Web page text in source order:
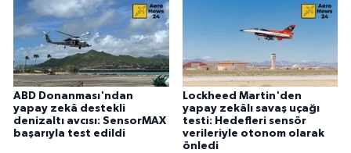
ABD Donanması'ndan
yapay zekâ destekli
denizaltı avcısı: SensorMAX
başarıyla test edildi
Lockheed Martin'den
yapay zekâlı savaş uçağı
testi: Hedefleri sensör
verileriyle otonom olarak
önledi